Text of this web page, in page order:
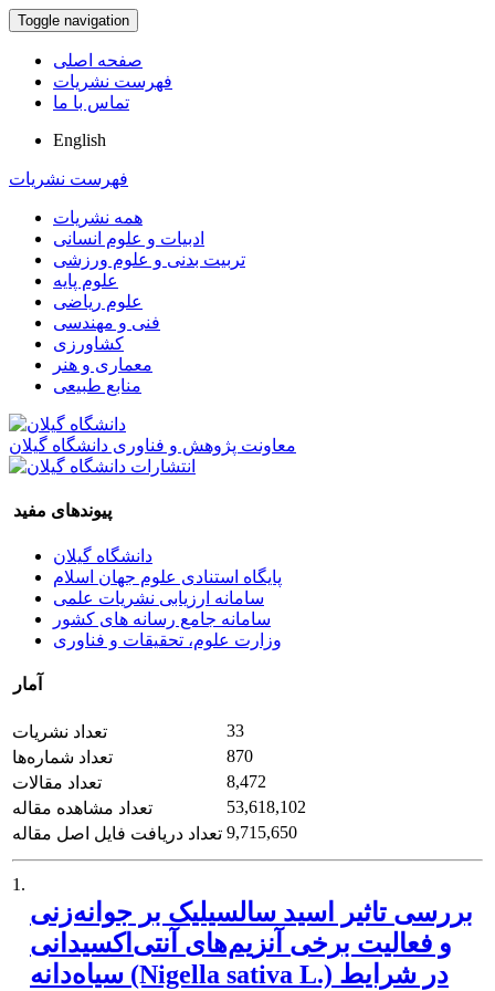
Toggle navigation
صفحه اصلی
فهرست نشریات
تماس با ما
English
فهرست نشریات
همه نشریات
ادبیات و علوم انسانی
تربیت بدنی و علوم ورزشی
علوم پایه
علوم ریاضی
فنی و مهندسی
کشاورزی
معماری و هنر
منابع طبیعی
معاونت پژوهش و فناوری دانشگاه گیلان
پیوندهای مفید
دانشگاه گیلان
پایگاه استنادی علوم جهان اسلام
سامانه ارزیابی نشریات علمی
سامانه جامع رسانه های کشور
وزارت علوم، تحقیقات و فناوری
آمار
تعداد نشریات
33
تعداد شماره‌ها
870
تعداد مقالات
8,472
تعداد مشاهده مقاله
53,618,102
تعداد دریافت فایل اصل مقاله 9,715,650
1.
بررسی تاثیر اسید سالسیلیک بر جوانه‌زنی
و فعالیت برخی آنزیم‌های آنتی‌اکسیدانی
سیاه‌دانه (Nigella sativa L.) در شرایط